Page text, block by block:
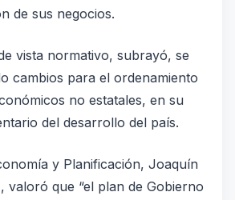
de sus negocios.
vista normativo, subrayó, se
cambios para el ordenamiento
no estatales, en su
del desarrollo del país.
y Planificación, Joaquín
valoró que “el plan de Gobierno